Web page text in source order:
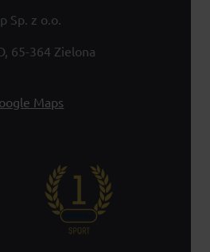
Sp. z o.o.
65-364 Zielona
Maps